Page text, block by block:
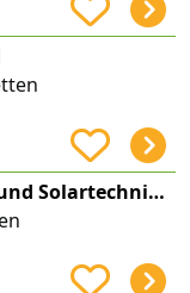
Klaus Stader Sanitär- und Solartechnik GmbH